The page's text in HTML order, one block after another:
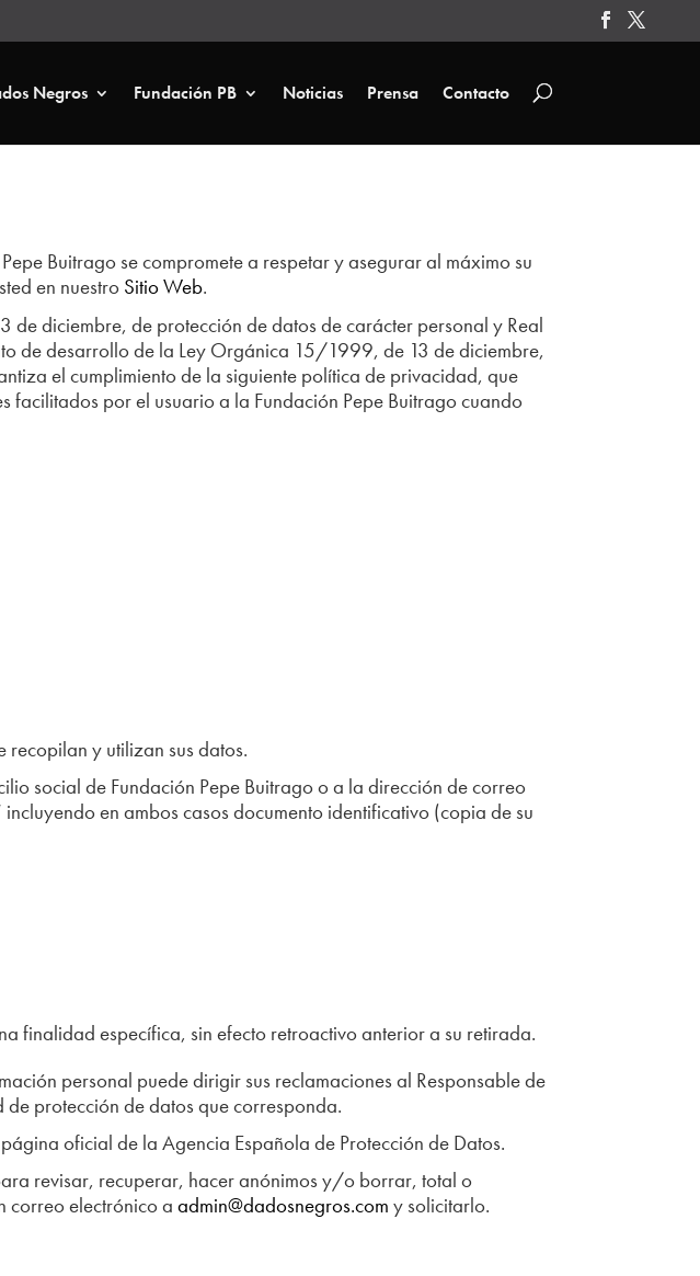
Negros Fundación PB Noticias Prensa Contacto
Buitrago se compromete a respetar y asegurar al máximo su
en nuestro Sitio Web.
diciembre, de protección de datos de carácter personal y Real
de desarrollo de la Ley Orgánica 15/1999, de 13 de diciembre,
el cumplimiento de la siguiente política de privacidad, que
por el usuario a la Fundación Pepe Buitrago cuando
recopilan y utilizan sus datos.
social de Fundación Pepe Buitrago o a la dirección de correo
en ambos casos documento identificativo (copia de su
finalidad específica, sin efecto retroactivo anterior a su retirada.
personal puede dirigir sus reclamaciones al Responsable de
protección de datos que corresponda.
oficial de la Agencia Española de Protección de Datos.
revisar, recuperar, hacer anónimos y/o borrar, total o
correo electrónico aadmin@dadosnegros.com y solicitarlo.